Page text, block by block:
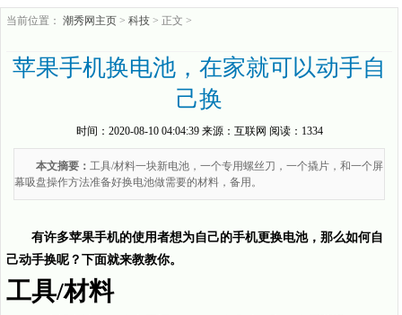
当前位置： 潮秀网主页 > 科技 > 正文 >
苹果手机换电池，在家就可以动手自
己换
时间： 2020-08-10 04:04:39来源： 互联网 阅读：1334
本文摘要： 工具/材料一块新电池，一个专用螺丝刀，一个撬片，和一个屏
幕吸盘操作方法准备好换电池做需要的材料，备用。
有许多苹果手机的使用者想为自己的手机更换电池，那么如何自
己动手换呢？下面就来教教你。
工具/材料